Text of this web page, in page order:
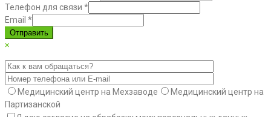
Телефон для связи *
Email *
Отправить
×
Медицинский центр на Мехзаводе
Медицинский центр на
Партизанской